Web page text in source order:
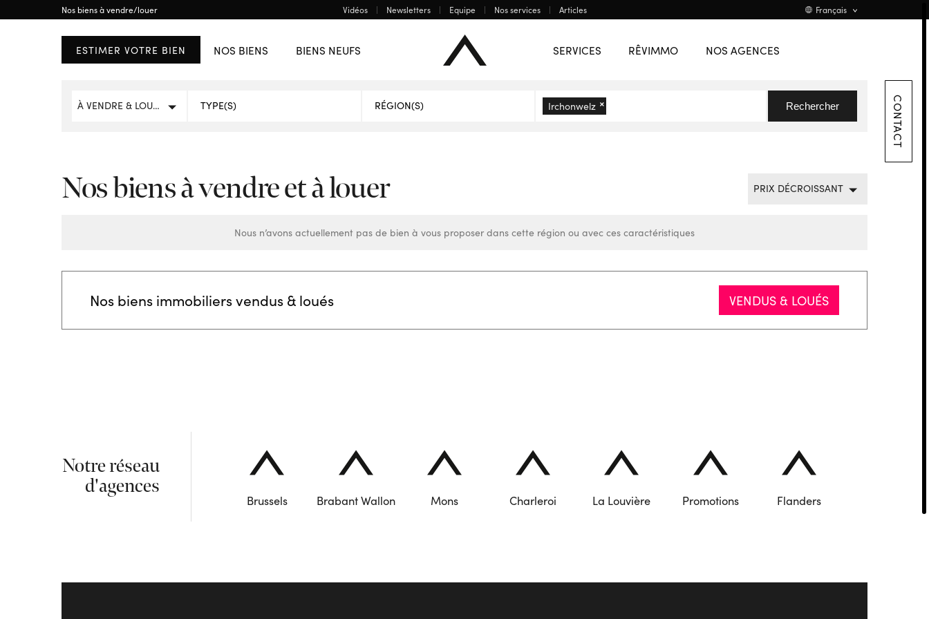
Nos biens à vendre/louer Vidéos Newsletters Equipe Nos services Articles Français
Nederlands
ESTIMER VOTRE BIEN NOS BIENS
AFFICHER TOUS LES BIENS
BIENS NEUFS SERVICES RÊVIMMO
CONTACT
NOS AGENCES
Brussels Charleroi
CONTACT
À VENDRE & LOUER ×
Irchonwelz Rechercher
Nos biens à vendre et à louer PRIX DÉCROISSANT
Nous n’avons actuellement pas de bien à vous proposer dans cette région ou avec ces caractéristiques
Nos biens immobiliers vendus & loués VENDUS & LOUÉS
Notre réseau
d'agences
Brussels Brabant Wallon Mons Charleroi La Louvière Promotions Flanders